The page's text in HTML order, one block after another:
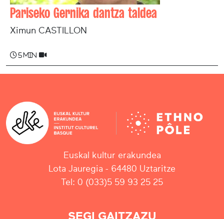
Pariseko Gernika dantza taldea
Ximun CASTILLON
5 min
Euskal kultur erakundea
Lota Jauregia - 64480 Uztaritze
Tel: 0 (033)5 59 93 25 25
SEGI GAITZAZU